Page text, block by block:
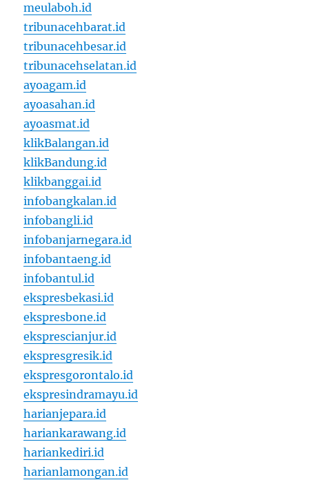
meulaboh.id
tribunacehbarat.id
tribunacehbesar.id
tribunacehselatan.id
ayoagam.id
ayoasahan.id
ayoasmat.id
klikBalangan.id
klikBandung.id
klikbanggai.id
infobangkalan.id
infobangli.id
infobanjarnegara.id
infobantaeng.id
infobantul.id
ekspresbekasi.id
ekspresbone.id
eksprescianjur.id
ekspresgresik.id
ekspresgorontalo.id
ekspresindramayu.id
harianjepara.id
hariankarawang.id
hariankediri.id
harianlamongan.id